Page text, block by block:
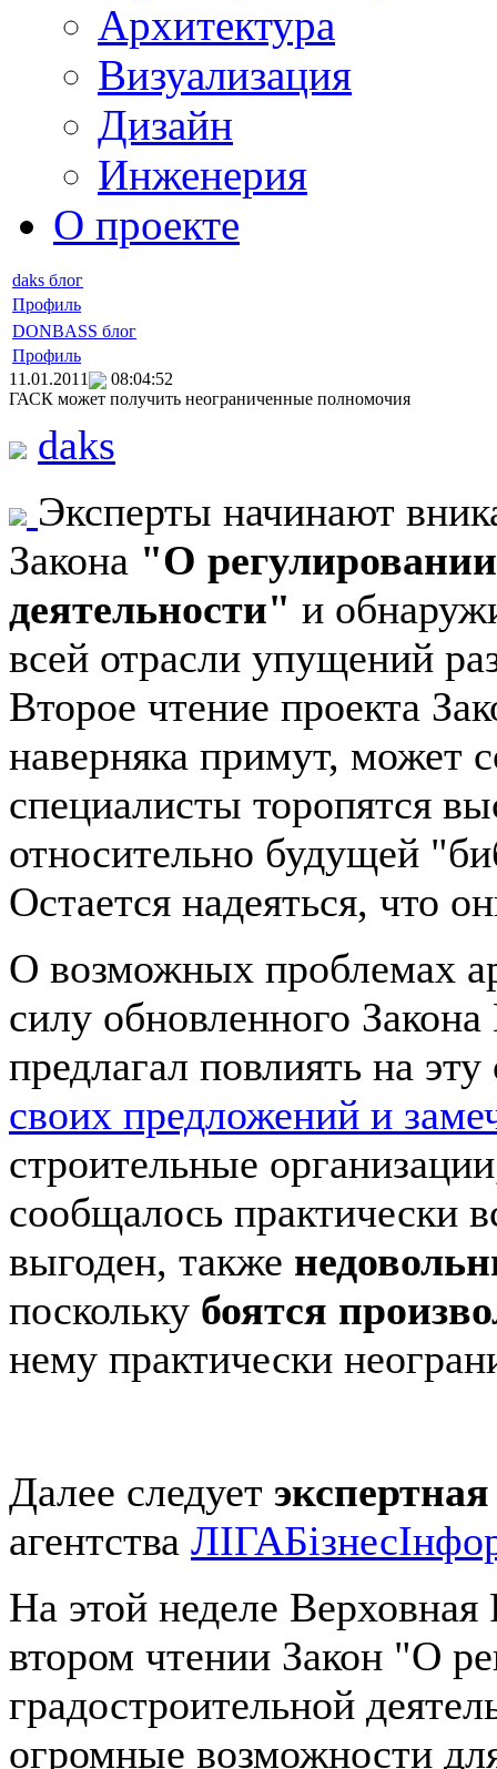
Архитектура
Визуализация
Дизайн
Инженерия
О проекте
daks блог
Профиль
DONBASS блог
Профиль
11.01.2011
08:04:52
ГАСК может получить неограниченные полномочия
daks
Эксперты начинают
Закона "О
деятельности" и
всей отрасли упущений
Второе чтение проекта
наверняка примут, может
специалисты торопятся
относительно будущей
Остается надеяться, что
О возможных проблемах
силу обновленного
предлагал повлиять на
своих предложений и
строительные
сообщалось практически
выгоден, также
поскольку боятся
нему практически
Далее следует
агентства
На этой неделе
втором чтении Закон "О
градостроительной
огромные возможности